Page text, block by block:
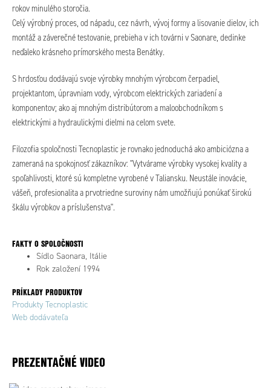
rokov minulého storočia.
Celý výrobný proces, od nápadu, cez návrh, vývoj formy a lisovanie dielov, ich
montáž a záverečné testovanie, prebieha v ich továrni v Saonare, dedinke
neďaleko krásneho prímorského mesta Benátky.
S hrdosťou dodávajú svoje výrobky mnohým výrobcom čerpadiel,
projektantom, úpravniam vody, výrobcom elektrických zariadení a
komponentov; ako aj mnohým distribútorom a maloobchodníkom s
elektrickými a hydraulickými dielmi na celom svete.
Filozofia spoločnosti Tecnoplastic je rovnako jednoduchá ako ambiciózna a
zameraná na spokojnosť zákazníkov: "Vytvárame výrobky vysokej kvality a
spoľahlivosti, ktoré sú kompletne vyrobené v Taliansku. Neustále inovácie,
vášeň, profesionalita a prvotriedne suroviny nám umožňujú ponúkať širokú
škálu výrobkov a príslušenstva".
FAKTY O SPOLOČNOSTI
Sídlo Saonara, Itálie
Rok založení 1994
PRÍKLADY PRODUKTOV
Produkty Tecnoplastic
Web dodávateľa
PREZENTAČNÉ VIDEO